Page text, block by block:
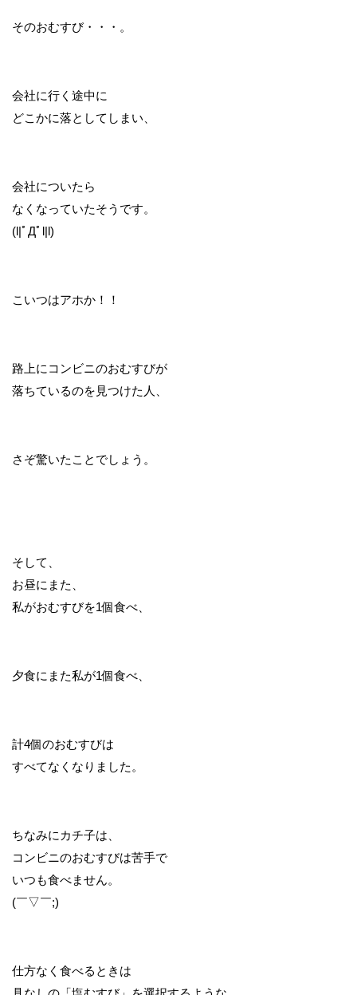
そのおむすび・・・。
会社に行く途中に
どこかに落としてしまい、
会社についたら
なくなっていたそうです。
(l|ﾟДﾟl|l)
こいつはアホか！！
路上にコンビニのおむすびが
落ちているのを見つけた人、
さぞ驚いたことでしょう。
そして、
お昼にまた、
私がおむすびを1個食べ、
夕食にまた私が1個食べ、
計4個のおむすびは
すべてなくなりました。
ちなみにカチ子は、
コンビニのおむすびは苦手で
いつも食べません。
(￣▽￣;)
仕方なく食べるときは